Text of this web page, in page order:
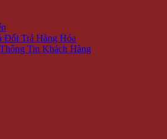
Đổi Trả Hàng Hóa
Tin Khách Hàng